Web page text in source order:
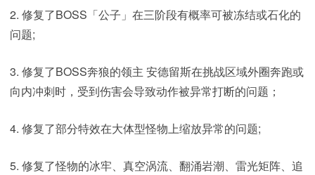
2. 修复了BOSS「公子」在三阶段有概率可被冻结或石化的
问题;
3. 修复了BOSS奔狼的领主 安德留斯在挑战区域外圈奔跑或
向内冲刺时，受到伤害会导致动作被异常打断的问题；
4. 修复了部分特效在大体型怪物上缩放异常的问题;
5. 修复了怪物的冰牢、真空涡流、翻涌岩潮、雷光矩阵、追